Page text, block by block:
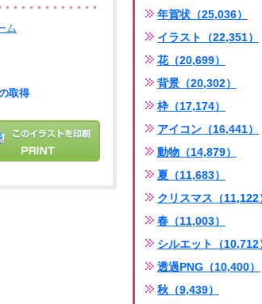
ム
取得
年賀状（25,036）
イラスト（22,351）
花（20,699）
背景（20,302）
枠（17,174）
アイコン（16,441）
動物（14,879）
夏（11,683）
クリスマス（11,122
春（11,003）
シルエット（10,712
透過PNG（10,400）
秋（9,439）